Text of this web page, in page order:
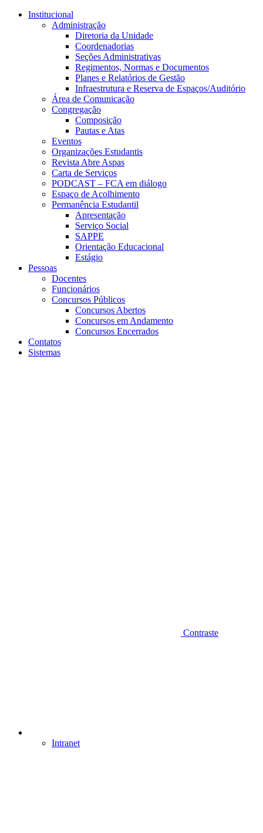
Conteúdo principal
Institucional
Administração
Diretoria da Unidade
Coordenadorias
Seções Administrativas
Regimentos, Normas e Documentos
Planes e Relatórios de Gestão
Infraestrutura e Reserva de Espaços/Auditório
Área de Comunicação
Congregação
Composição
Pautas e Atas
Eventos
Organizações Estudantis
Revista Abre Aspas
Carta de Serviços
PODCAST – FCA em diálogo
Espaço de Acolhimento
Permanência Estudantil
Apresentação
Serviço Social
SAPPE
Orientação Educacional
Estágio
Pessoas
Docentes
Funcionários
Concursos Públicos
Concursos Abertos
Concursos em Andamento
Concursos Encerrados
Contatos
Sistemas
Contraste
Intranet